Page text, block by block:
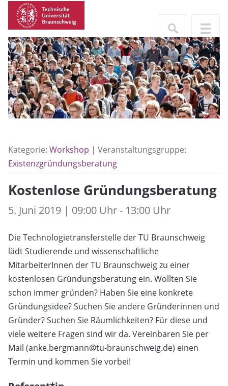
Kategorie: Workshop | Veranstaltungsgruppe:
Existenzgründungsberatung
Kostenlose Gründungsberatung
5. Juni 2019 | 09:00 Uhr - 13:00 Uhr
Die Technologietransferstelle der TU Braunschweig
lädt Studierende und wissenschaftliche
MitarbeiterInnen der TU Braunschweig zu einer
kostenlosen Gründungsberatung ein. Wollten Sie
schon immer gründen? Haben Sie eine konkrete
Gründungsidee? Suchen Sie andere Gründerinnen und
Gründer? Suchen Sie Räumlichkeiten? Für diese und
viele weitere Fragen sind wir da. Vereinbaren Sie per
Mail (anke.bergmann@tu-braunschweig.de) einen
Termin und kommen Sie vorbei!